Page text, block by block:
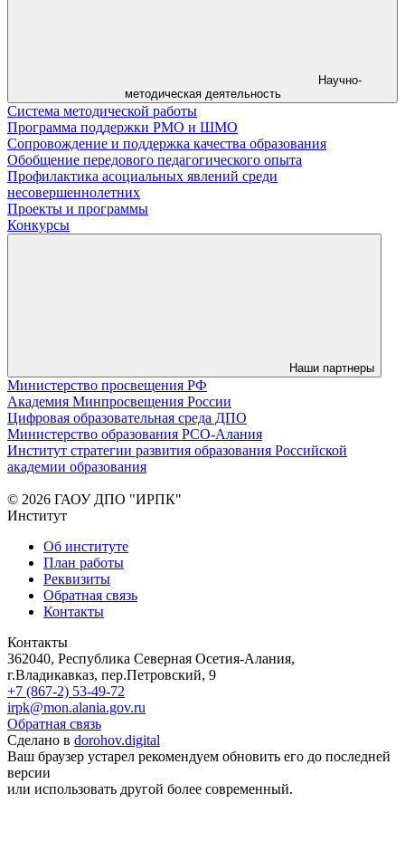
Научно-
методическая деятельность
Система методической работы
Программа поддержки РМО и ШМО
Сопровождение и поддержка качества образования
Обобщение передового педагогического опыта
Профилактика асоциальных явлений среди
несовершеннолетних
Проекты и программы
Конкурсы
Наши партнеры
Министерство просвещения РФ
Академия Минпросвещения России
Цифровая образовательная среда ДПО
Министерство образования РСО-Алания
Институт стратегии развития образования Российской
академии образования
© 2026 ГАОУ ДПО "ИРПК"
Институт
Об институте
План работы
Реквизиты
Обратная связь
Контакты
Контакты
362040, Республика Северная Осетия-Алания,
г.Владикавказ, пер.Петровский, 9
+7 (867-2) 53-49-72
irpk@mon.alania.gov.ru
Обратная связь
Сделано в dorohov.digital
Ваш браузер устарел рекомендуем обновить его до последней
версии
или использовать другой более современный.